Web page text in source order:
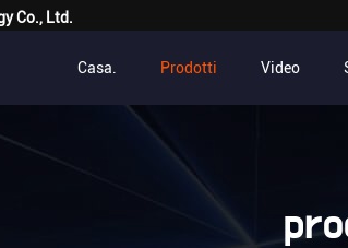
Co., Ltd.
Casa. Prodotti Video